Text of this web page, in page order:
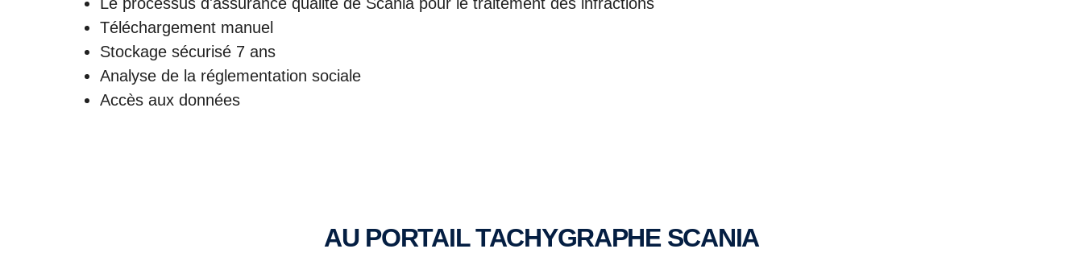
Téléchargement manuel
Stockage sécurisé 7 ans
Analyse de la réglementation sociale
Accès aux données
AU PORTAIL TACHYGRAPHE SCANIA